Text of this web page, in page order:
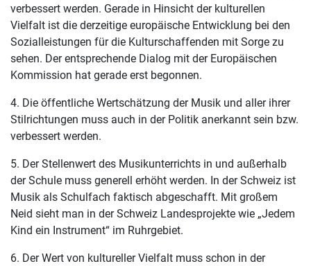
verbessert werden. Gerade in Hinsicht der kulturellen
Vielfalt ist die derzeitige europäische Entwicklung bei den
Sozialleistungen für die Kulturschaffenden mit Sorge zu
sehen. Der entsprechende Dialog mit der Europäischen
Kommission hat gerade erst begonnen.
4. Die öffentliche Wertschätzung der Musik und aller ihrer
Stilrichtungen muss auch in der Politik anerkannt sein bzw.
verbessert werden.
5. Der Stellenwert des Musikunterrichts in und außerhalb
der Schule muss generell erhöht werden. In der Schweiz ist
Musik als Schulfach faktisch abgeschafft. Mit großem
Neid sieht man in der Schweiz Landesprojekte wie „Jedem
Kind ein Instrument“ im Ruhrgebiet.
6. Der Wert von kultureller Vielfalt muss schon in der